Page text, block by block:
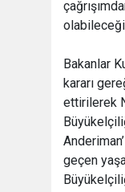
Bakanlar
kararı
ettirilerek
geçen